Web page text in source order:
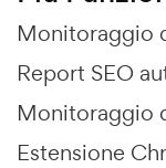
Monitoraggio
Report SEO
Monitoraggio
Estensione